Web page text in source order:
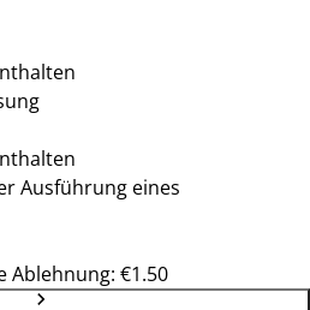
Ausführung eines
Ablehnung: €1.50